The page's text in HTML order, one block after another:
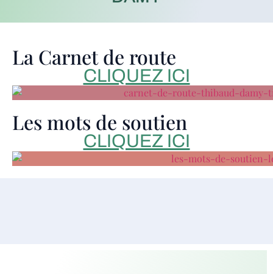
La Carnet de route
CLIQUEZ ICI
Les mots de soutien
CLIQUEZ ICI